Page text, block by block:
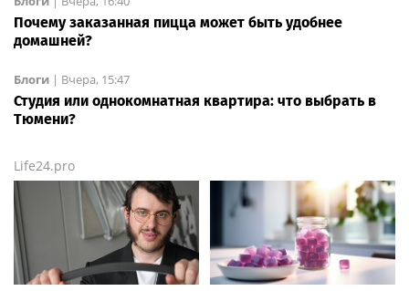
Почему заказанная пицца может быть удобнее
домашней?
Блоги | Вчера, 15:47
Студия или однокомнатная квартира: что выбрать в
Тюмени?
Life24.pro